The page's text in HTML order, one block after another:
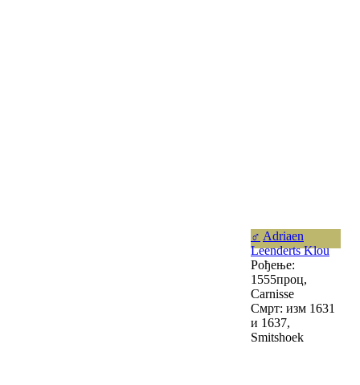
♂ Adriaen
Leenderts Klou
Рођење:
1555проц,
Carnisse
Смрт: изм 1631
и 1637,
Smitshoek